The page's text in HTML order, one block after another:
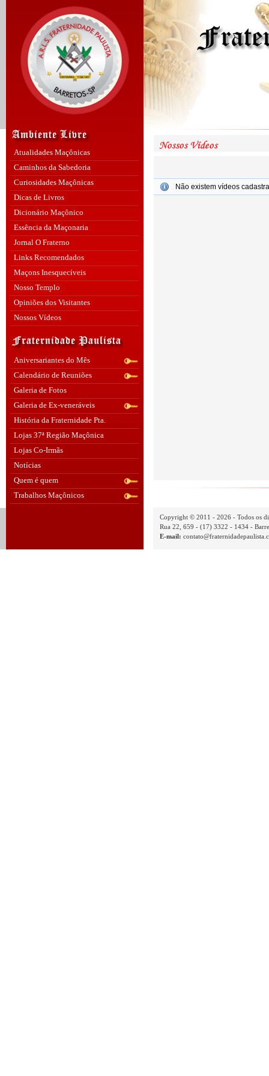
Atualidades Maçônicas
Caminhos da Sabedoria
Curiosidades Maçônicas
Dicas de Livros
Dicionário Maçônico
Essência da Maçonaria
Jornal O Fraterno
Links Recomendados
Maçons Inesquecíveis
Nosso Templo
Opiniões dos Visitantes
Nossos Vídeos
Aniversariantes do Mês
Calendário de Reuniões
Galeria de Fotos
Galeria de Ex-veneráveis
História da Fraternidade Pta.
Lojas 37ª Região Maçônica
Lojas Co-Irmãs
Notícias
Quem é quem
Trabalhos Maçônicos
Não existem vídeos
Copyright © 2011 - 2026 - Todos os
Rua 22, 659 - (17) 3322 - 1434 -
E-mail: